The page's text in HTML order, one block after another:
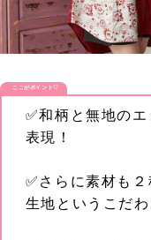
ここがポイント♡
✅和柄と無地の
表現！
✅さらに素材も
生地というこだわ